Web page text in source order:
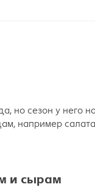
но сезон у него
например
и сырам